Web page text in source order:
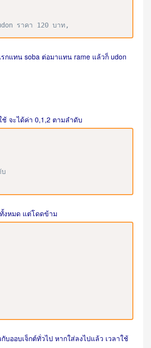
ราคา 120 บาท,
กแทน soba ต่อมาแทน rame แล้วก็ udon
จะได้ค่า 0,1,2 ตามลำดับ
ทั้งหมด แต่โดดข้าม
บออบเจ็กต์ทั่วไป หากใส่ลงไปแล้ว เวลาใช้